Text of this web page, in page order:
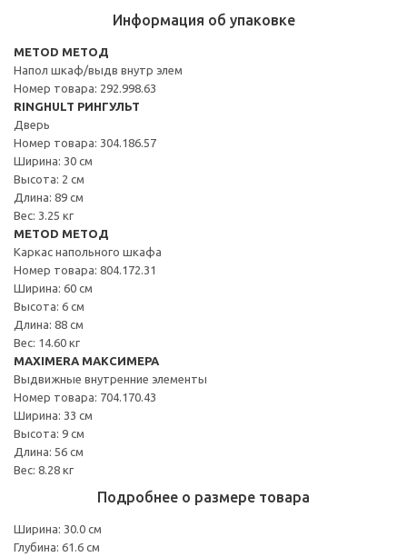
Информация об упаковке
METOD МЕТОД
Напол шкаф/выдв внутр элем
Номер товара: 292.998.63
RINGHULT РИНГУЛЬТ
Дверь
Номер товара: 304.186.57
Ширина: 30 см
Высота: 2 см
Длина: 89 см
Вес: 3.25 кг
METOD МЕТОД
Каркас напольного шкафа
Номер товара: 804.172.31
Ширина: 60 см
Высота: 6 см
Длина: 88 см
Вес: 14.60 кг
MAXIMERA МАКСИМЕРА
Выдвижные внутренние элементы
Номер товара: 704.170.43
Ширина: 33 см
Высота: 9 см
Длина: 56 см
Вес: 8.28 кг
Подробнее о размере товара
Ширина: 30.0 см
Глубина: 61.6 см